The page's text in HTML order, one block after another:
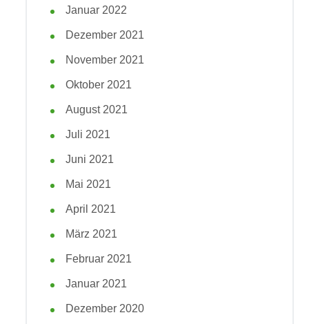
Januar 2022
Dezember 2021
November 2021
Oktober 2021
August 2021
Juli 2021
Juni 2021
Mai 2021
April 2021
März 2021
Februar 2021
Januar 2021
Dezember 2020